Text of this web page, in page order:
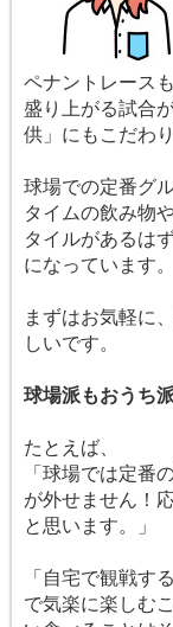
ペナントレース
盛り上がる試合
供」にもこだわ
球場での定番グ
タイムの飲み物
タイルがあるは
になっています。
まずはお気軽に
しいです。
球場派もおうち
たとえば、
「球場では定番
が外せません！
と思います。」
「自宅で観戦す
で気楽に楽しむ